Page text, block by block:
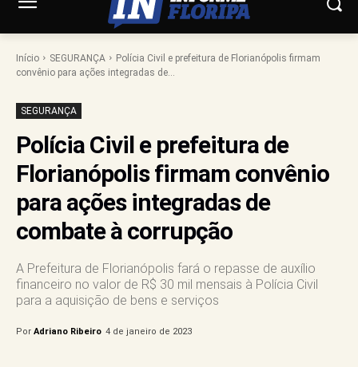
Início SEGURANÇA
Polícia Civil e prefeitura de Florianópolis firmam
convênio para ações integradas de...
SEGURANÇA
Polícia Civil e prefeitura de
Florianópolis firmam convênio
para ações integradas de
combate à corrupção
A Prefeitura de Florianópolis fará o repasse de auxílio
financeiro no valor de R$ 30 mil mensais à Polícia Civil
para a aquisição de bens e serviços
Por Adriano Ribeiro 4 de janeiro de 2023